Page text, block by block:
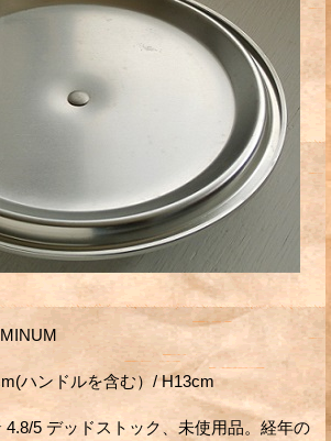
ハンドルを含む）/ H13cm
5 デッドストック、未使用品。経年の